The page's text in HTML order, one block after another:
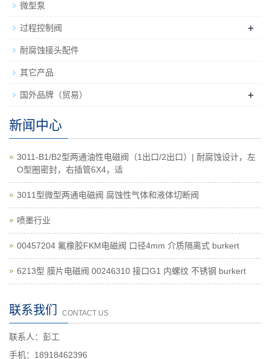
微型泵
过程控制阀 +
耐腐蚀接头配件
其它产品
国外品牌（贸易） +
新闻中心
3011-B1/B2型两通油性电磁阀（1出口/2出口）| 耐腐蚀设计，左
O型圈密封，右插管6X4，适
3011型微型两通电磁阀 腐蚀性气体和液体切断阀
喷墨行业
00457204 氟橡胶FKM电磁阀 口径4mm 介质隔离式 burkert
6213型 膜片电磁阀 00246310 接口G1 内螺纹 不锈钢 burkert
联系我们 CONTACT US
联系人：彭工
手机：18918462396